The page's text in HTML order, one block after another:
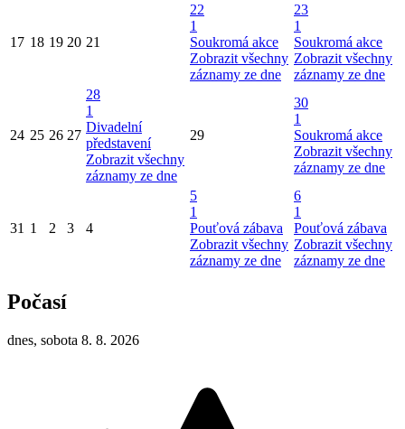
17 18 19 20 21
22
1
Soukromá akce
Zobrazit všechny
záznamy ze dne
23
1
Soukromá akce
Zobrazit všechny
záznamy ze dne
24 25 26 27
28
1
Divadelní
představení
Zobrazit všechny
záznamy ze dne
29
30
1
Soukromá akce
Zobrazit všechny
záznamy ze dne
31 1 2 3 4
5
1
Pouťová zábava
Zobrazit všechny
záznamy ze dne
6
1
Pouťová zábava
Zobrazit všechny
záznamy ze dne
Počasí
dnes, sobota 8. 8. 2026